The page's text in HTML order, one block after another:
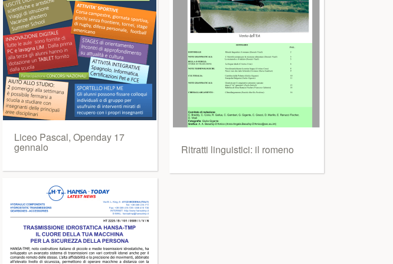
Liceo Pascal, Openday 17
gennaio Ritratti linguistici: il romeno